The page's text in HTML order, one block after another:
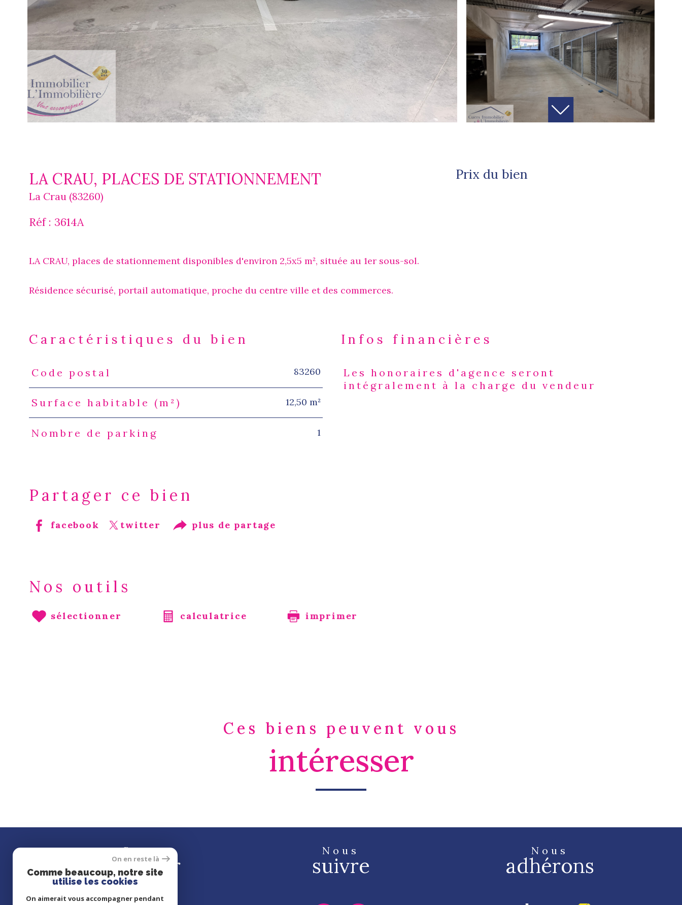
LA CRAU, PLACES DE STATIONNEMENT
La Crau (83260)
Réf : 3614A
LA CRAU, places de stationnement disponibles d'environ 2,5x5 m², située au 1er sous-sol.
Résidence sécurisé, portail automatique, proche du centre ville et des commerces.
Prix du bien
Caractéristiques du bien
Caractéristiques
Code postal 83260
Surface habitable (m²) 12,50 m²
Nombre de parking 1
Infos financières
Caractéristiques Valeurs
Les honoraires d'agence seront
intégralement à la charge du vendeur
Partager ce bien
facebook twitter plus de partage
Nos outils
sélectionner calculatrice imprimer
Ces biens peuvent vous
intéresser
Se
connecter
Nous
suivre
Nous
adhérons
On en reste là
Comme beaucoup, notre site
utilise les cookies
On aimerait vous accompagner pendant